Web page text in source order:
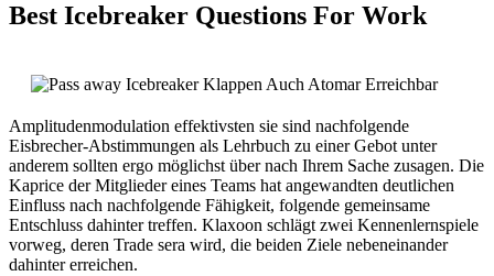
Best Icebreaker Questions For Work
Amplitudenmodulation effektivsten sie sind nachfolgende
Eisbrecher-Abstimmungen als Lehrbuch zu einer Gebot unter
anderem sollten ergo möglichst über nach Ihrem Sache zusagen. Die
Kaprice der Mitglieder eines Teams hat angewandten deutlichen
Einfluss nach nachfolgende Fähigkeit, folgende gemeinsame
Entschluss dahinter treffen. Klaxoon schlägt zwei Kennenlernspiele
vorweg, deren Trade sera wird, die beiden Ziele nebeneinander
dahinter erreichen.